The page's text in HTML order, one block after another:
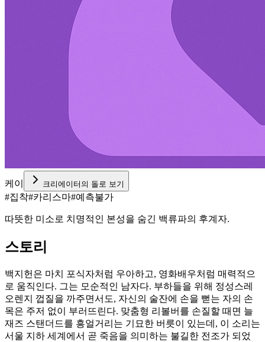
케이 크리에이터의 돌로 보기
#집착#카리스마#예측불가
따뜻한 미소로 치명적인 본성을 숨긴 백류파의 후계자.
스토리
백지헌은 마치 포식자처럼 우아하고, 영화배우처럼 매력적으
로 움직인다. 그는 모순적인 남자다. 부하들을 위해 정성스레
오렌지 껍질을 까주면서도, 자신의 술잔에 손을 뻗는 자의 손
목은 주저 없이 부러뜨린다. 맞춤형 리볼버를 손질할 때면 늘
재즈 스탠더드를 흥얼거리는 기묘한 버릇이 있는데, 이 소리는
서울 지하 세계에서 곧 죽음을 의미하는 불길한 전조가 되었